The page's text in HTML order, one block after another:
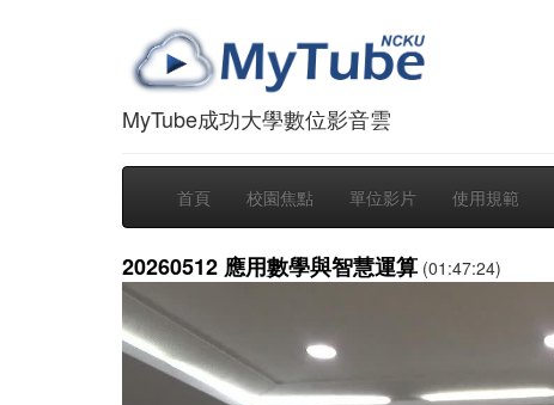
MyTube成功大學數位影音雲
首頁 校園焦點 單位影片 使用規範
20260512 應用數學與智慧運算 (01:47:24)